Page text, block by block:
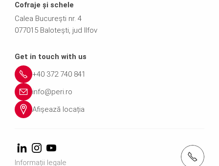
Cofraje și schele
Calea București nr. 4
077015 Balotești, jud Ilfov
Get in touch with us
+40 372 740 841
info@peri.ro
Afișează locația
Informații legale